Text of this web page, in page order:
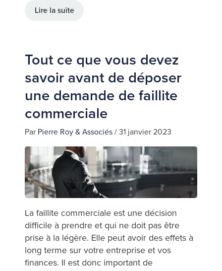
Lire la suite
Tout ce que vous devez
savoir avant de déposer
une demande de faillite
commerciale
Par Pierre Roy & Associés / 31 janvier 2023
La faillite commerciale est une décision
difficile à prendre et qui ne doit pas être
prise à la légère. Elle peut avoir des effets à
long terme sur votre entreprise et vos
finances. Il est donc important de